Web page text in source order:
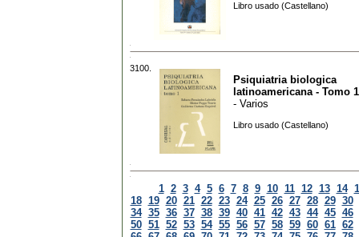
Libro usado (Castellano)
3100.
Psiquiatria biologica
latinoamericana - Tomo 1
- Varios
Libro usado (Castellano)
1 2 3 4 5 6 7 8 9 10 11 12 13 14
18 19 20 21 22 23 24 25 26 27 28 29 30
34 35 36 37 38 39 40 41 42 43 44 45 46
50 51 52 53 54 55 56 57 58 59 60 61 62